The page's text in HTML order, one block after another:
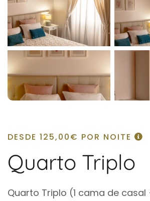
DESDE 125,00€ POR NOITE
Quarto Triplo
Quarto Triplo (1 cama de casal